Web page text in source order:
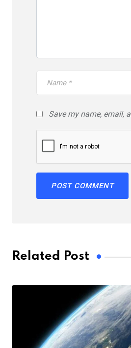
Save my name, email,
Related Post